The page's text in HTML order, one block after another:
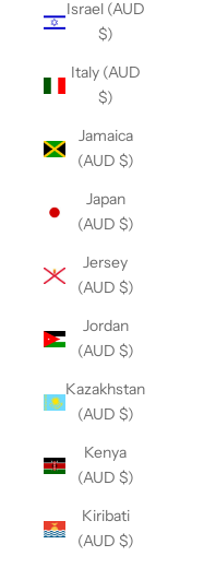
Israel (AUD
$)
Italy (AUD
$)
Jamaica
(AUD $)
Japan
(AUD $)
Jersey
(AUD $)
Jordan
(AUD $)
Kazakhstan
(AUD $)
Kenya
(AUD $)
Kiribati
(AUD $)